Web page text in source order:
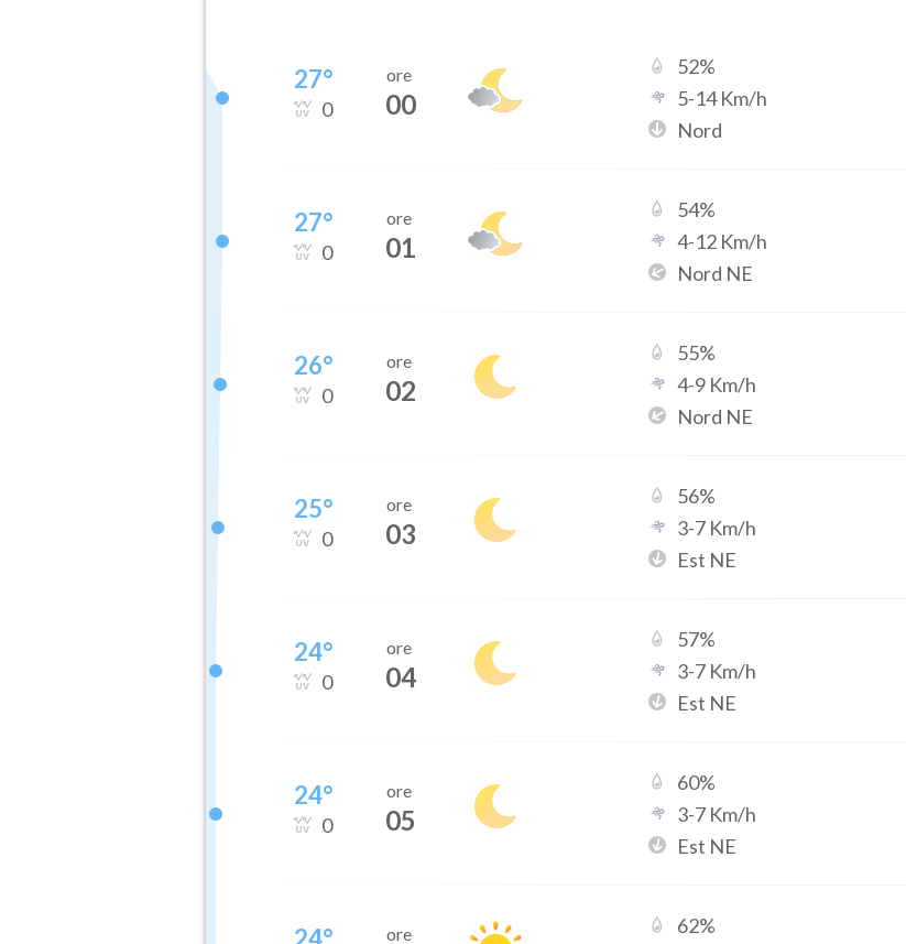
27°
0
ore
00
52%
5-14Km/h
Nord
27°
0
ore
01
54%
4-12 Km/h
Nord NE
26°
0
ore
02
55%
4-9 Km/h
Nord NE
25°
0
ore
03
56%
3-7 Km/h
Est NE
24°
0
ore
04
57%
3-7 Km/h
Est NE
24°
0
ore
05
60%
3-7 Km/h
Est NE
24° ore 62%